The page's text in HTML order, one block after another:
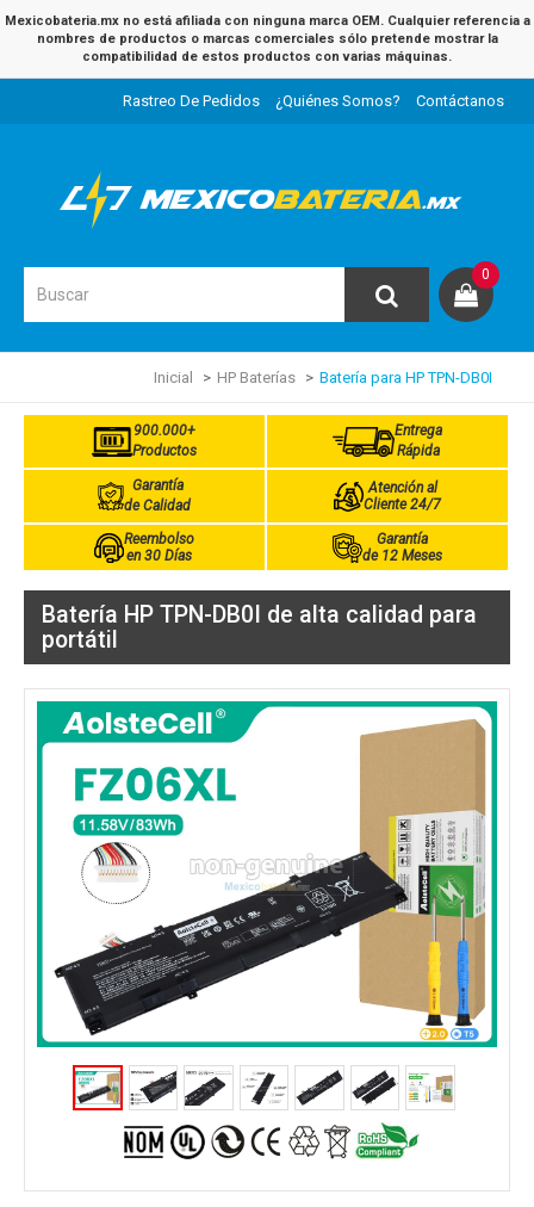
Mexicobateria.mx no está afiliada con ninguna marca OEM. Cualquier referencia a
nombres de productos o marcas comerciales sólo pretende mostrar la
compatibilidad de estos productos con varias máquinas.
Rastreo De Pedidos ¿Quiénes Somos? Contáctanos
0
Inicial HP Baterías Batería para HP TPN-DB0I
900.000+
Productos
Entrega
Rápida
Garantía
de Calidad
Atención al
Cliente 24/7
Reembolso
en 30 Días
Garantía
de 12 Meses
Batería HP TPN-DB0I de alta calidad para
portátil